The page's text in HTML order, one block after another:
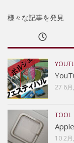
様々な記事を発見
27 6
TOOL
10 2